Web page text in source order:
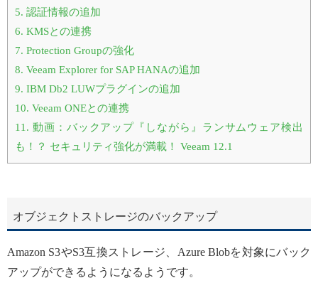
5. 認証情報の追加
6. KMSとの連携
7. Protection Groupの強化
8. Veeam Explorer for SAP HANAの追加
9. IBM Db2 LUWプラグインの追加
10. Veeam ONEとの連携
11. 動画：バックアップ『しながら』ランサムウェア検出
も！？ セキュリティ強化が満載！ Veeam 12.1
オブジェクトストレージのバックアップ
Amazon S3やS3互換ストレージ、Azure Blobを対象にバック
アップができるようになるようです。